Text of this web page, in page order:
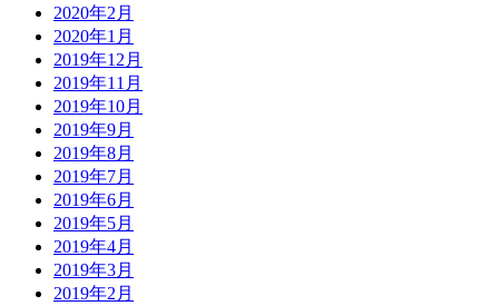
2020年2月
2020年1月
2019年12月
2019年11月
2019年10月
2019年9月
2019年8月
2019年7月
2019年6月
2019年5月
2019年4月
2019年3月
2019年2月